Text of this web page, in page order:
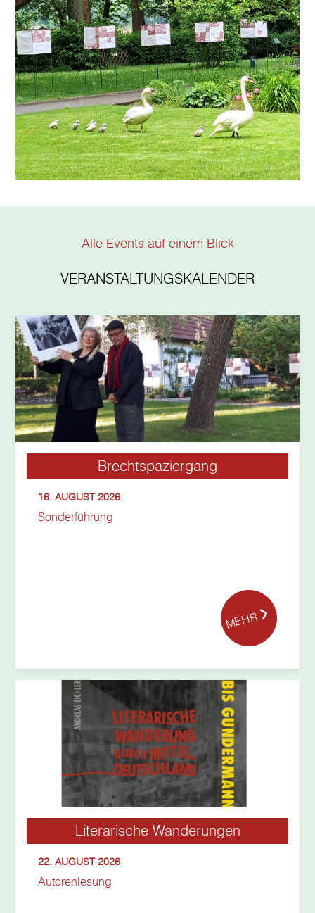
Alle Events auf einem Blick
VERANSTALTUNGSKALENDER
Brechtspaziergang
16. AUGUST 2026
Sonderführung
MEHR
Literarische Wanderungen
22. AUGUST 2026
Autorenlesung